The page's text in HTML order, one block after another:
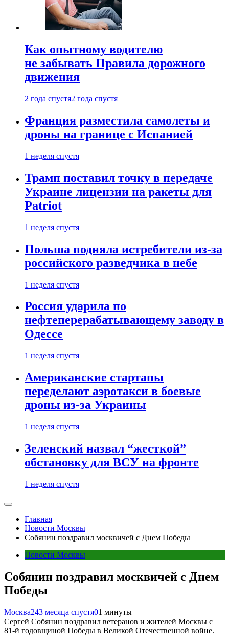
Как опытному водителю
не забывать Правила дорожного
движения
2 года спустя2 года спустя
Франция разместила самолеты и
дроны на границе с Испанией
1 неделя спустя
Трамп поставил точку в передаче
Украине лицензии на ракеты для
Patriot
1 неделя спустя
Польша подняла истребители из-за
российского разведчика в небе
1 неделя спустя
Россия ударила по
нефтеперерабатывающему заводу в
Одессе
1 неделя спустя
Американские стартапы
переделают аэротакси в боевые
дроны из-за Украины
1 неделя спустя
Зеленский назвал “жесткой”
обстановку для ВСУ на фронте
1 неделя спустя
Главная
Новости Москвы
Собянин поздравил москвичей с Днем Победы
Новости Москвы
Собянин поздравил москвичей с Днем
Победы
Москва243 месяца спустя01 минуты
Сергей Собянин поздравил ветеранов и жителей Москвы с
81-й годовщиной Победы в Великой Отечественной войне.